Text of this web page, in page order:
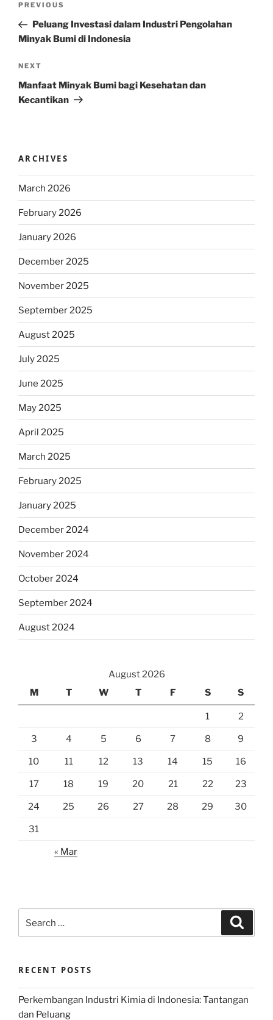
Previous
Post
PREVIOUS
Peluang Investasi dalam Industri Pengolahan
Minyak Bumi di Indonesia
Next
Post
NEXT
Manfaat Minyak Bumi bagi Kesehatan dan
Kecantikan
ARCHIVES
March 2026
February 2026
January 2026
December 2025
November 2025
September 2025
August 2025
July 2025
June 2025
May 2025
April 2025
March 2025
February 2025
January 2025
December 2024
November 2024
October 2024
September 2024
August 2024
August 2026
M
T W T F S S
1 2
3 4 5 6 7 8 9
10 11 12 13 14 15 16
17 18 19 20 21 22 23
24 25 26 27 28 29 30
31
« Mar
for:
RECENT POSTS
Perkembangan Industri Kimia di Indonesia: Tantangan
dan Peluang